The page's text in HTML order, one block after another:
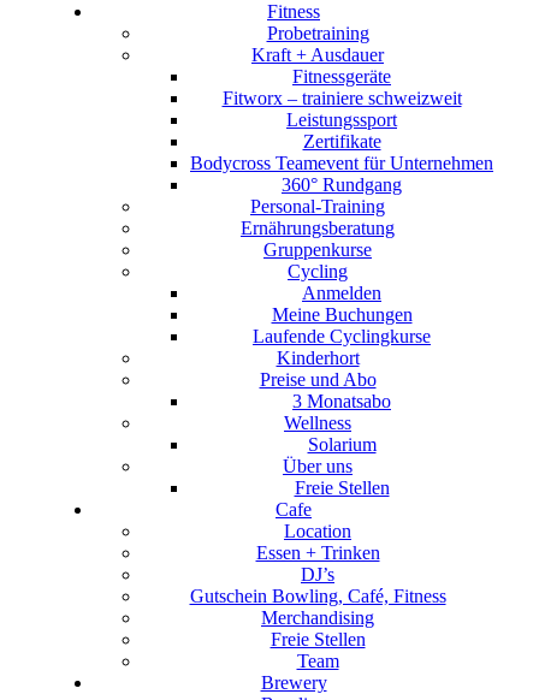
Fitness
Probetraining
Kraft + Ausdauer
Fitnessgeräte
Fitworx – trainiere schweizweit
Leistungssport
Zertifikate
Bodycross Teamevent für Unternehmen
360° Rundgang
Personal-Training
Ernährungsberatung
Gruppenkurse
Cycling
Anmelden
Meine Buchungen
Laufende Cyclingkurse
Kinderhort
Preise und Abo
3 Monatsabo
Wellness
Solarium
Über uns
Freie Stellen
Cafe
Location
Essen + Trinken
DJ’s
Gutschein Bowling, Café, Fitness
Merchandising
Freie Stellen
Team
Brewery